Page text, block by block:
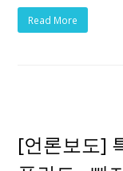
Read More
[언론보도]